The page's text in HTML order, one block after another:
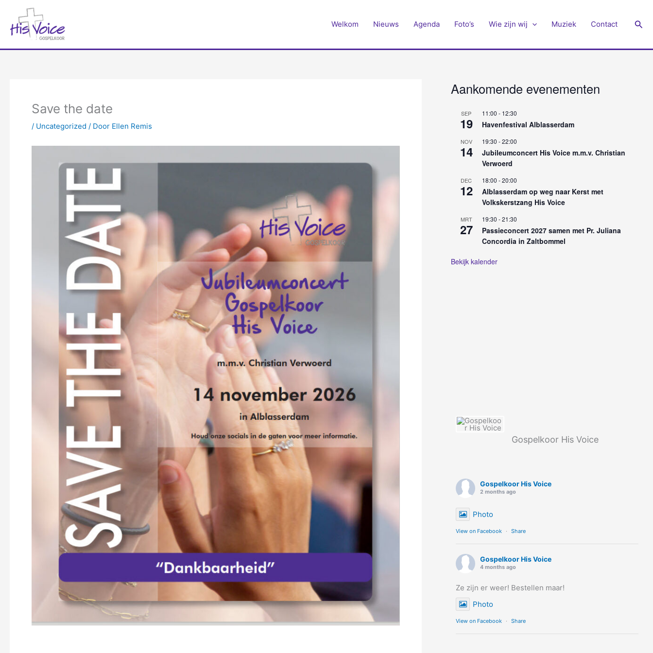
Welkom Nieuws Agenda Foto’s Wie zijn wij Muziek Contact
Save the date
/ Uncategorized / Door Ellen Remis
Aankomende evenementen
SEP
19
11:00 - 12:30
Havenfestival Alblasserdam
NOV
14
19:30 -22:00
Jubileumconcert His Voice m.m.v. Christian
Verwoerd
DEC
12
18:00 -20:00
Alblasserdam op weg naar Kerst met
Volkskerstzang His Voice
MRT
27
19:30 -21:30
Passieconcert 2027 samen met Pr. Juliana
Concordia in Zaltbommel
Bekijk kalender
Gospelkoor His Voice
Gospelkoor His Voice
2 months ago
Photo
View on Facebook · Share
Gospelkoor His Voice
4 months ago
Ze zijn er weer! Bestellen maar!
Photo
View on Facebook · Share